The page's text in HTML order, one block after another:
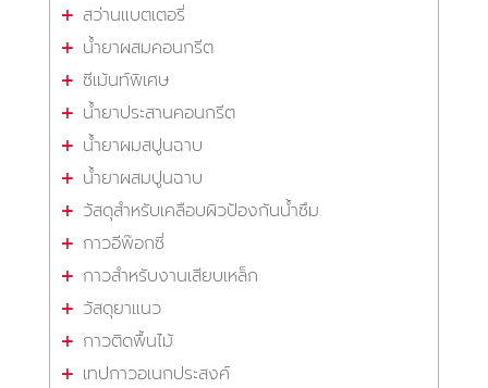
สว่านแบตเตอรี่
น้ำยาผสมคอนกรีต
ซีเม้นท์พิเศษ
น้ำยาประสานคอนกรีต
น้ำยาผมสปูนฉาบ
น้ำยาผสมปูนฉาบ
วัสดุสำหรับเคลือบผิวป้องกันน้ำซึม
กาวอีพ๊อกซี่
กาวสำหรับงานเสียบเหล็ก
วัสดุยาแนว
กาวติดพื้นไม้
เทปกาวอเนกประสงค์